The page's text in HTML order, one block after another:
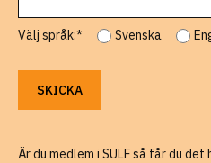
Välj språk:* Svenska
Är du medlem i SULF så får du